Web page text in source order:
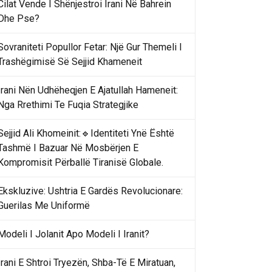
Vende I Shënjestroi Irani Në Bahrein
Pse?
Popullor Fetar: Një Gur Themeli I
Së Sejjid Khameneit
Nën Udhëheqjen E Ajatullah Hameneit:
Rrethimi Te Fuqia Strategjike
Ali Khomeinit:🔹Identiteti Ynë Është
I Bazuar Në Mosbërjen E
Përballë Tiranisë Globale.
Ushtria E Gardës Revolucionare:
Me Uniformë
I Jolanit Apo Modeli I Iranit?
E Shtroi Tryezën, Shba-Të E Miratuan,